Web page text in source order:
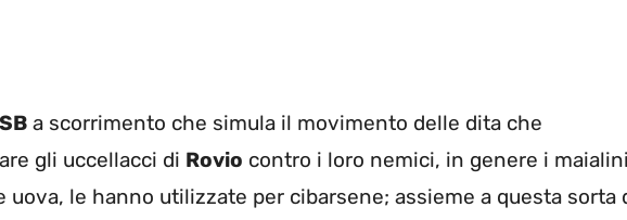
a scorrimento che simula il movimento delle dita che
gli uccellacci di Rovio contro i loro nemici, in genere i maialini
uova, le hanno utilizzate per cibarsene; assieme a questa sorta